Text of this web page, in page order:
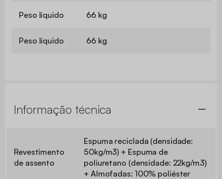
Peso líquido 66 kg
Peso líquido 66 kg
Informação técnica
Revestimento
de assento
Espuma reciclada (densidade:
50kg/m3) + Espuma de
poliuretano (densidade: 22kg/m3)
+ Almofadas: 100% poliéster